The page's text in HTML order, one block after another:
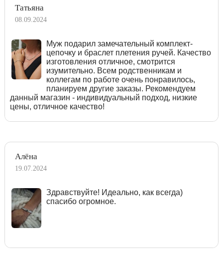
Татьяна
08.09.2024
Муж подарил замечательный комплект-
цепочку и браслет плетения ручей. Качество
изготовления отличное, смотрится
изумительно. Всем родственникам и
коллегам по работе очень понравилось,
планируем другие заказы. Рекомендуем
данный магазин - индивидуальный подход, низкие
цены, отличное качество!
Алёна
19.07.2024
Здравствуйте! Идеально, как всегда)
спасибо огромное.